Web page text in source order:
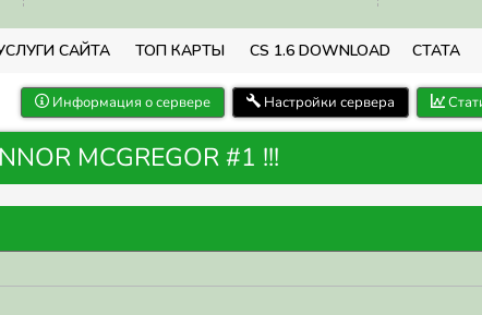
САЙТА ТОП КАРТЫ CS 1.6 DOWNLOAD СТАТА
Информация о сервере Настройки сервера
MCGREGOR #1 !!!